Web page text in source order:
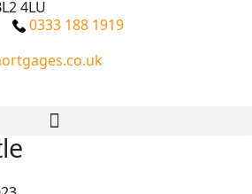
4LU
0333 188 1919